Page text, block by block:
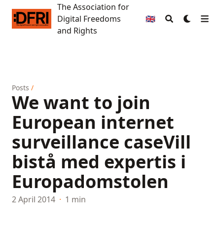
The Association for Digital Freedoms and Rights
The Association for
Digital Freedoms
and Rights
🇬🇧
Posts /
We want to join
European internet
surveillance caseVill
bistå med expertis i
Europadomstolen
2 April 2014 · 1 min